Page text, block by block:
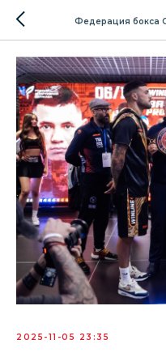
Федерация бокса
2025-11-05 23:35